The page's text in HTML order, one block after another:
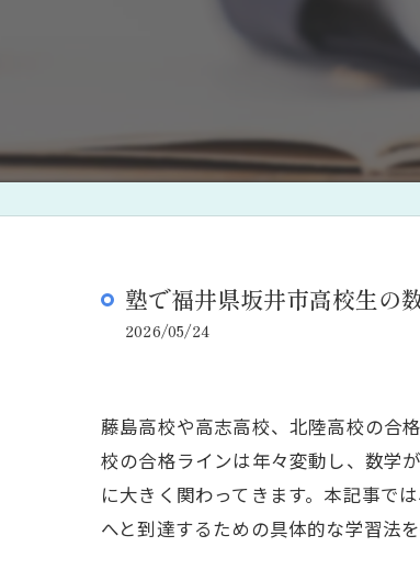
塾で福井県坂井市高校生の
2026/05/24
藤島高校や高志高校、北陸高校の合
校の合格ラインは年々変動し、数学
に大きく関わってきます。本記事で
へと到達するための具体的な学習法